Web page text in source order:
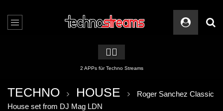
🏳️‍🌈
2 APPs für Techno Streams
TECHNO HOUSE
Roger Sanchez Classic
House set from DJ Mag LDN